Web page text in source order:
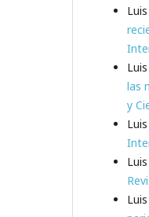
las
y